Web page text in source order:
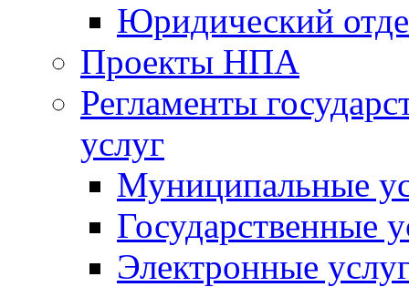
Юридический
Проекты НПА
Регламенты
услуг
Муниципальные
Государственные
Электронные